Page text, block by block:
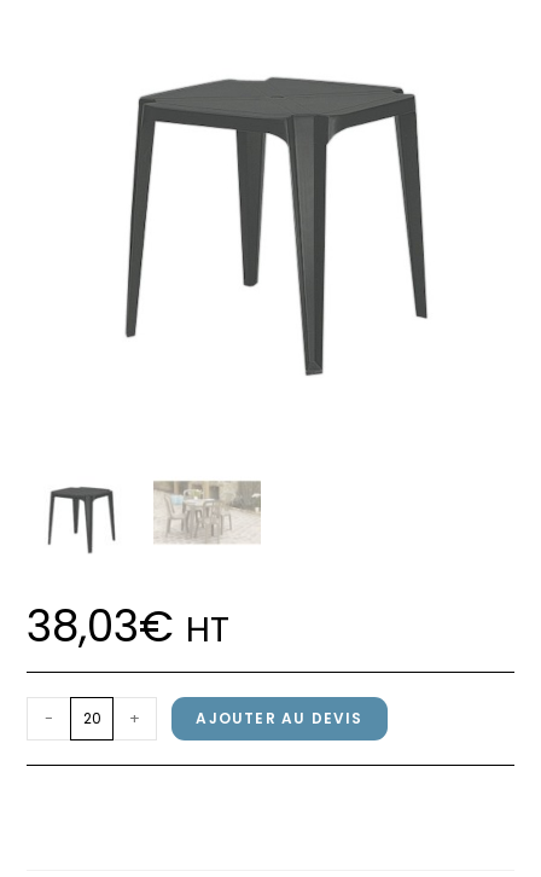
38,03€ HT
quantité
de
Guéridon
- + AJOUTER AU DEVIS